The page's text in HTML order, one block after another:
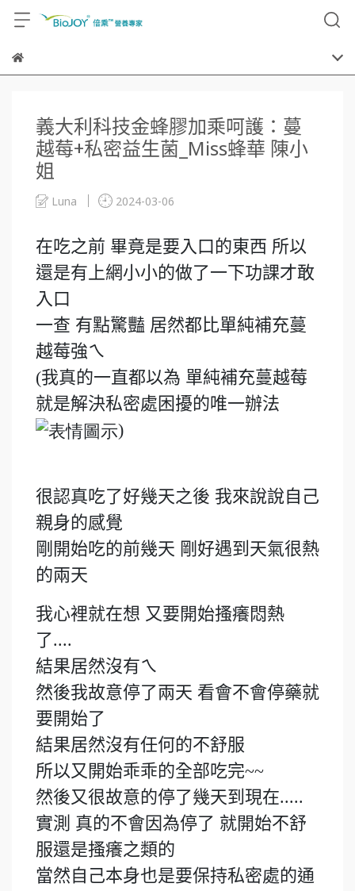
義大利科技金蜂膠加乘呵護：蔓
越莓+私密益生菌_Miss蜂華 陳小
姐
Luna 2024-03-06
在吃之前 畢竟是要入口的東西 所以
還是有上網小小的做了一下功課才敢
入口
一查 有點驚豔 居然都比單純補充蔓
越莓強ㄟ
(我真的一直都以為 單純補充蔓越莓
就是解決私密處困擾的唯一辦法
)
很認真吃了好幾天之後 我來說說自己
親身的感覺
剛開始吃的前幾天 剛好遇到天氣很熱
的兩天
我心裡就在想 又要開始搔癢悶熱
了....
結果居然沒有ㄟ
然後我故意停了兩天 看會不會停藥就
要開始了
結果居然沒有任何的不舒服
所以又開始乖乖的全部吃完~~
然後又很故意的停了幾天到現在.....
實測 真的不會因為停了 就開始不舒
服還是搔癢之類的
當然自己本身也是要保持私密處的通